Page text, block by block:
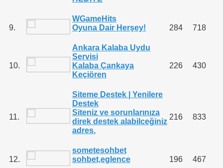
9.
WGameHits
Oyuna Dair Herşey!
284 718
10.
Ankara Kalaba Uydu
Servisi
Kalaba Çankaya
Keçiören
226 430
11.
Siteme Destek | Yenilere
Destek
Siteniz ve sorunlarınıza
direk destek alabilceğiniz
adres.
216 833
12.
sometesohbet
sohbet,eglence
196 467